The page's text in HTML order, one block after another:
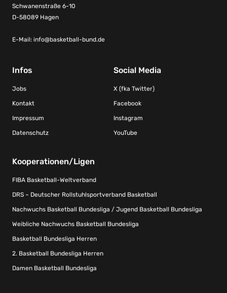
Schwanenstraße 6-10
D-58089 Hagen
E-Mail: info@basketball-bund.de
Infos
Jobs
Kontakt
Impressum
Datenschutz
Social Media
X (fka Twitter)
Facebook
Instagram
YouTube
Kooperationen/Ligen
FIBA Basketball-Weltverband
DRS – Deutscher Rollstuhlsportverband Basketball
Nachwuchs Basketball Bundesliga / Jugend Basketball Bundesliga
Weibliche Nachwuchs Basketball Bundesliga
Basketball Bundesliga Herren
2. Basketball Bundesliga Herren
Damen Basketball Bundesliga